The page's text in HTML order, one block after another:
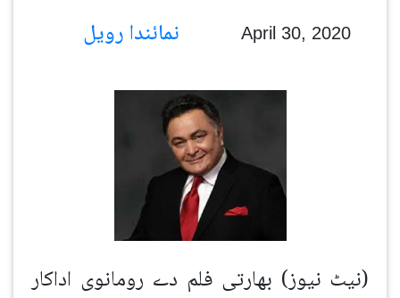
April 30, 2020
(نیٹ نیوز) بھارتی فلم دے رومانوی اداکار